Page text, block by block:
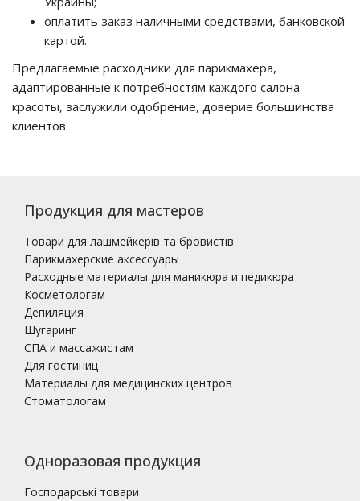
оплатить заказ наличными средствами, банковской
картой.
Предлагаемые расходники для парикмахера,
адаптированные к потребностям каждого салона
красоты, заслужили одобрение, доверие большинства
клиентов.
Продукция для мастеров
Товари для лашмейкерів та бровистів
Парикмахерские аксессуары
Расходные материалы для маникюра и педикюра
Косметологам
Депиляция
Шугаринг
СПА и массажистам
Для гостиниц
Материалы для медицинских центров
Стоматологам
Одноразовая продукция
Господарські товари